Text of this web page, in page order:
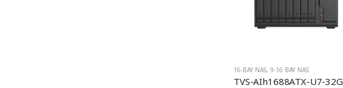
16-BAY NAS, 9-16 BAY NAS
TVS-AIh1688ATX-U7-32G